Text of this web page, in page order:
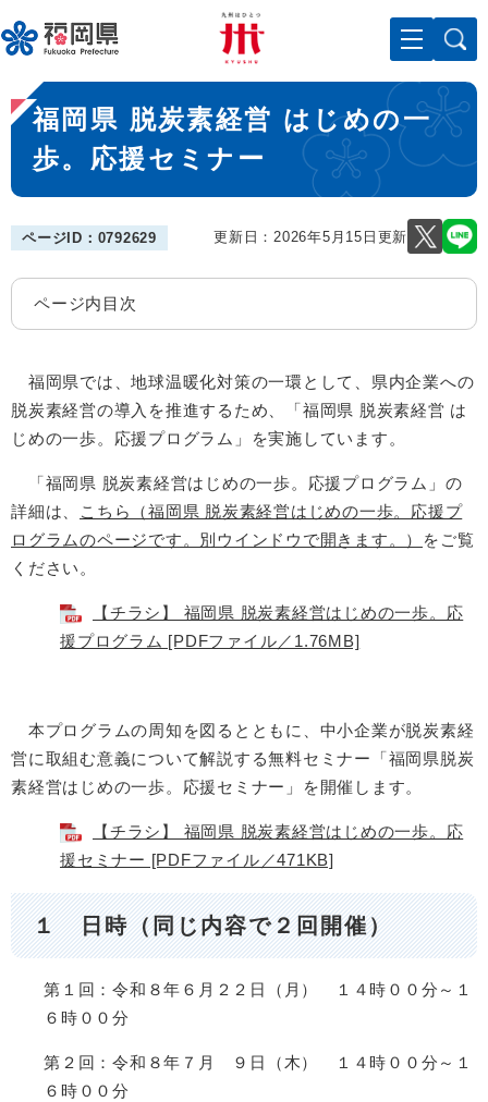
ー
ジ
先
頭
。
メニューを飛ばして本文へ
本
文
福岡県 脱炭素経営 はじめの一
歩。応援セミナー
ページID：0792629 更新日：2026年5月15日更新
ページ内目次
福岡県では、地球温暖化対策の一環として、県内企業への
脱炭素経営の導入を推進するため、「福岡県 脱炭素経営 は
じめの一歩。応援プログラム」を実施しています。
「福岡県 脱炭素経営はじめの一歩。応援プログラム」の
詳細は、
こちら（福岡県 脱炭素経営はじめの一歩。応援プ
ログラムのページです。別ウインドウで開きます。）
をご覧
ください。
【チラシ】 福岡県 脱炭素経営はじめの一歩。応
援プログラム [PDFファイル／1.76MB]
本プログラムの周知を図るとともに、中小企業が脱炭素経
営に取組む意義について解説する無料セミナー「福岡県脱炭
素経営はじめの一歩。応援セミナー」を開催します。
【チラシ】 福岡県 脱炭素経営はじめの一歩。応
援セミナー [PDFファイル／471KB]
１ 日時（同じ内容で２回開催）
第１回：令和８年６月２２日（月） １４時００分～１
６時００分
第２回：令和８年７月 ９日（木） １４時００分～１
６時００分